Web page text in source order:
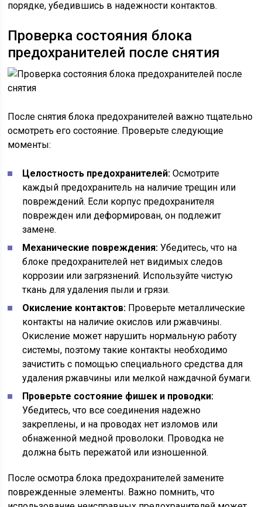
порядке, убедившись в надежности контактов.
Проверка состояния блока
предохранителей после снятия
После снятия блока предохранителей важно тщательно
осмотреть его состояние. Проверьте следующие
моменты:
Целостность предохранителей: Осмотрите
каждый предохранитель на наличие трещин или
повреждений. Если корпус предохранителя
поврежден или деформирован, он подлежит
замене.
Механические повреждения: Убедитесь, что на
блоке предохранителей нет видимых следов
коррозии или загрязнений. Используйте чистую
ткань для удаления пыли и грязи.
Окисление контактов: Проверьте металлические
контакты на наличие окислов или ржавчины.
Окисление может нарушить нормальную работу
системы, поэтому такие контакты необходимо
зачистить с помощью специального средства для
удаления ржавчины или мелкой наждачной бумаги.
Проверьте состояние фишек и проводки:
Убедитесь, что все соединения надежно
закреплены, и на проводах нет изломов или
обнаженной медной проволоки. Проводка не
должна быть пережатой или изношенной.
После осмотра блока предохранителей замените
поврежденные элементы. Важно помнить, что